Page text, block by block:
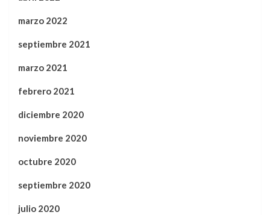
marzo 2022
septiembre 2021
marzo 2021
febrero 2021
diciembre 2020
noviembre 2020
octubre 2020
septiembre 2020
julio 2020